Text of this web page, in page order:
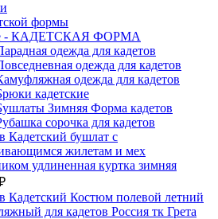
формы
- КАДЕТСКАЯ ФОРМА
одежда для кадетов
одежда для кадетов
одежда для кадетов
кадетские
Зимняя Форма кадетов
сорочка для кадетов
Кадетский бушлат с
жилетам и мех
удлиненная куртка зимняя
Кадетский Костюм полевой летний
для кадетов Россия тк Грета